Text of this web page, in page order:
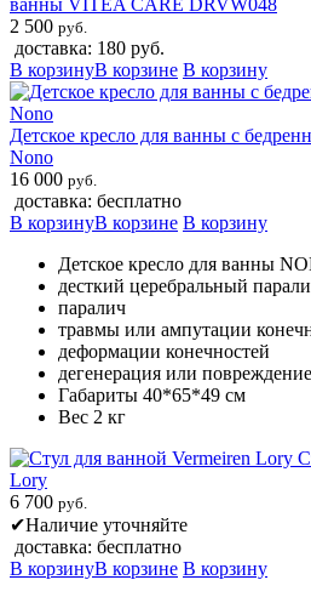
2 500 руб.
доставка: 180 руб.
В корзинуВ корзине В корзину
Детское кресло для ванны с
Nono
16 000 руб.
доставка: бесплатно
В корзинуВ корзине В корзину
Детское кресло для ванны
десткий церебральный
паралич
травмы или ампутации
деформации конечностей
дегенерация или
Габариты 40*65*49 см
Вес 2 кг
Lory
6 700 руб.
✔Наличие уточняйте
доставка: бесплатно
В корзинуВ корзине В корзину